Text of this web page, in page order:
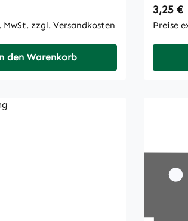
MwSt. zzgl. Versandkosten
den Warenkorb
3,25 €
Preise